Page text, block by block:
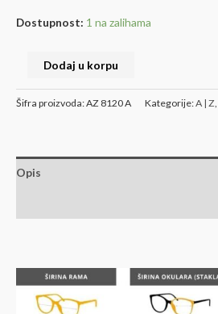
Dostupnost: 1 na zalihama
Dodaj u korpu
Šifra proizvoda:AZ 8120 A Kategorije:A | Z,
Opis